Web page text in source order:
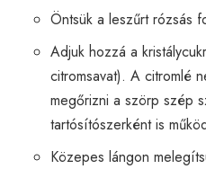
Öntsük a leszűrt rózsás
Adjuk hozzá a
citromsavat). A citromlé
megőrizni a szörp szép
tartósítószerként is
Közepes lángon